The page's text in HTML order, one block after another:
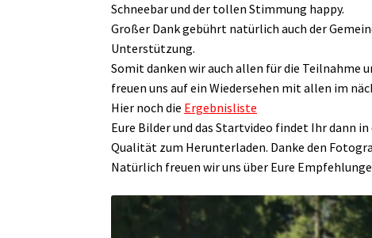
Schneebar und der tollen Stimmung happy.
Großer Dank gebührt natürlich auch der
Unterstützung.
Somit danken wir auch allen für die Teilnahme
freuen uns auf ein Wiedersehen mit allen im
Hier noch die Ergebnisliste
Eure Bilder und das Startvideo findet Ihr dann
Qualität zum Herunterladen. Danke den
Natürlich freuen wir uns über Eure